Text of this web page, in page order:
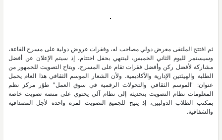
ثم افتتح الملتقى معرض دولي مصاحب له، وفقرات عروض دولية على مسرح القاعة،
وسيستمر لليوم الثاني الخميس، لينتهي بحفل اختتام، إذ سيتم الإعلان عن أفضل
مشاركة لأفضل ركن وأفضل فقرات تقام على المسرح، ويتاح التصويت للجمهور من
الطلبة والهيئتين الإدارية والأكاديمية. ولأن الشعار الموسم الثقافي هذا العام يحمل
عنوان: "الموسم الثقافي والتحولات الرقمية في سوق العمل" طوّر مركز نظم
المعلومات نظام التصويت بتحديثه إلى نظام آلي يحتوي على منصة تصويت خاصة
بمكتب الطلاب الدوليين، إذ يتيح للجميع التصويت لمرة واحدة لأجل المصداقية
والشفافية.